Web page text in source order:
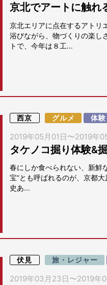
京北でアートに触れ
京北エリアに点在するアトリ
浴びながら、物づくりの楽し
トで、今年は８工...
西京 グルメ 体験
2019年05月01日〜2019年
タケノコ掘り体験&
春にしか食べられない、新鮮
宝”とも呼ばれるのが、京都
史あ...
伏見 旅・レジャー
2019年03月23日 〜2019年